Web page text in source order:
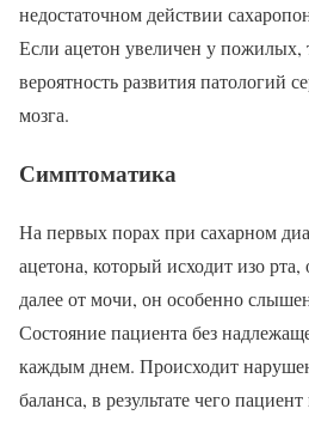
недостаточном действии
Если ацетон увеличен у пожилых,
вероятность развития патологий
мозга.
Симптоматика
На первых порах при сахарном
ацетона, который исходит изо
далее от мочи, он особенно
Состояние пациента без
каждым днем. Происходит
баланса, в результате чего